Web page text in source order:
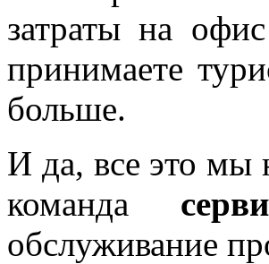
затраты на
принимаете
больше.
И да, все это мы
команда
обслуживание